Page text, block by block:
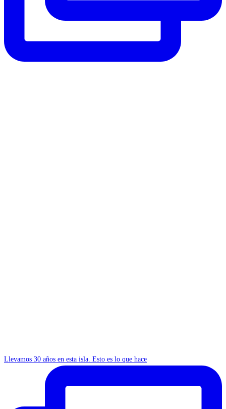
Llevamos 30 años en esta isla. Esto es lo que hace